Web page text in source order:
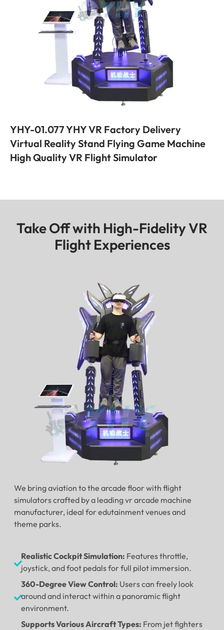
YHY-01.077YHY VR Factory Delivery
Virtual Reality Stand Flying Game Machine
High Quality VR Flight Simulator
Take Off with High-Fidelity VR
Flight Experiences
We bring aviation to the arcade floor with flight
simulators crafted by a leading vr arcade machine
manufacturer, ideal for edutainment venues and
theme parks.
Realistic Cockpit Simulation: Features throttle,
joystick,and foot pedals for full pilot immersion.
360-Degree View Control: Users can freely look
around and interact within a panoramic flight
environment.
Supports Various Aircraft Types: From jet fighters